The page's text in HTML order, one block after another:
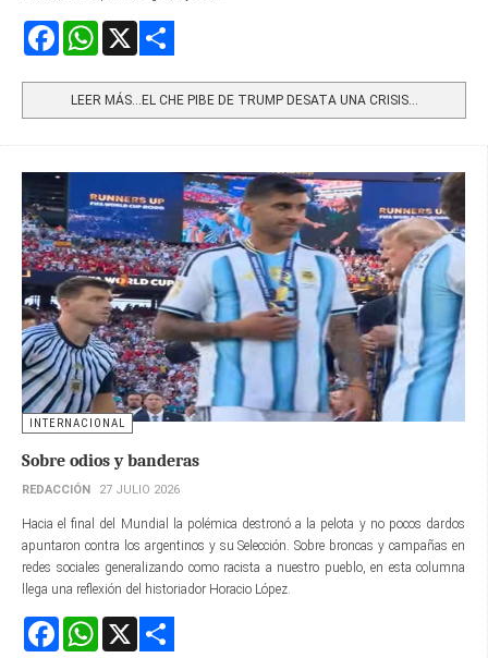
FacebookWhatsApp
LEER MÁS…EL CHE PIBE DE TRUMP DESATA UNA CRISIS...
INTERNACIONAL
Sobre odios y banderas
REDACCIÓN 27 JULIO 2026
Hacia el final del Mundial la polémica destronó a la pelota y no pocos dardos
apuntaron contra los argentinos y su Selección. Sobre broncas y campañas en
redes sociales generalizando como racista a nuestro pueblo, en esta columna
llega una reflexión del historiador Horacio López.
FacebookWhatsApp